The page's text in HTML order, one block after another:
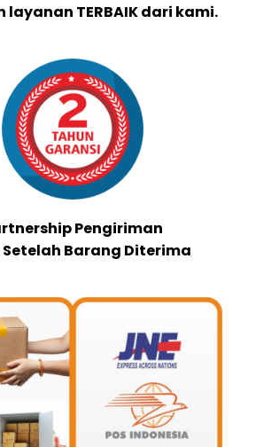
layanan TERBAIK dari kami.
Pengiriman
Barang Diterima